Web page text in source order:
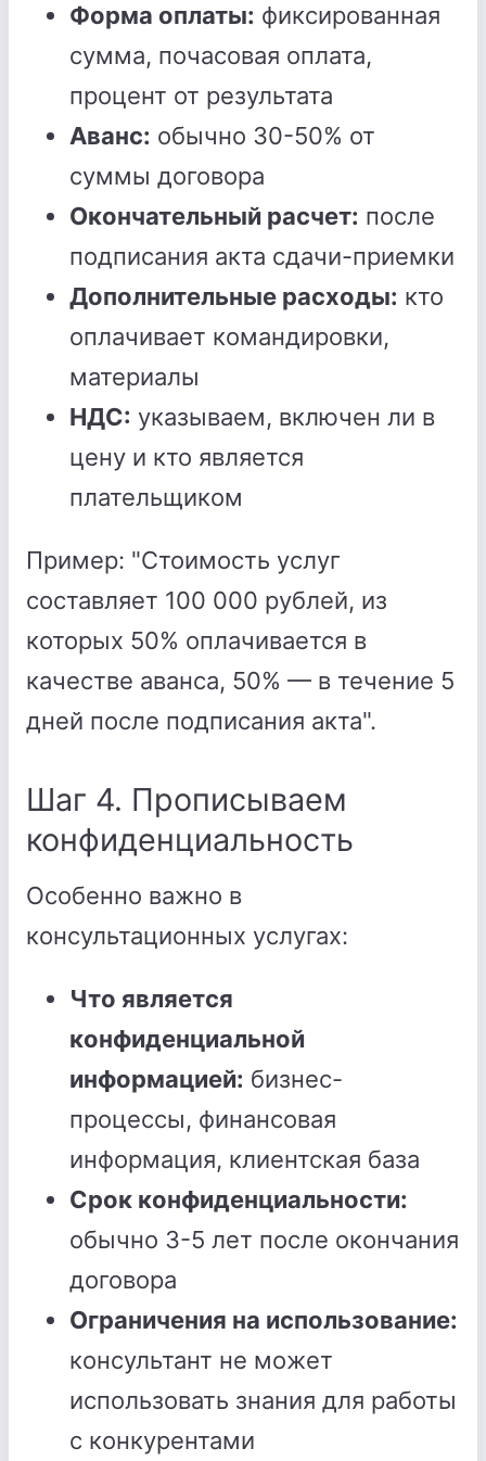
Форма оплаты: фиксированная
сумма, почасовая оплата,
процент от результата
Аванс: обычно 30-50% от
суммы договора
Окончательный расчет: после
подписания акта сдачи-приемки
Дополнительные расходы: кто
оплачивает командировки,
материалы
НДС: указываем, включен ли в
цену и кто является
плательщиком
Пример: "Стоимость услуг
составляет 100 000 рублей, из
которых 50% оплачивается в
качестве аванса, 50% — в течение 5
дней после подписания акта".
Шаг 4. Прописываем
конфиденциальность
Особенно важно в
консультационных услугах:
Что является
конфиденциальной
информацией: бизнес-
процессы, финансовая
информация, клиентская база
Срок конфиденциальности:
обычно 3-5 лет после окончания
договора
Ограничения на использование:
консультант не может
использовать знания для работы
с конкурентами